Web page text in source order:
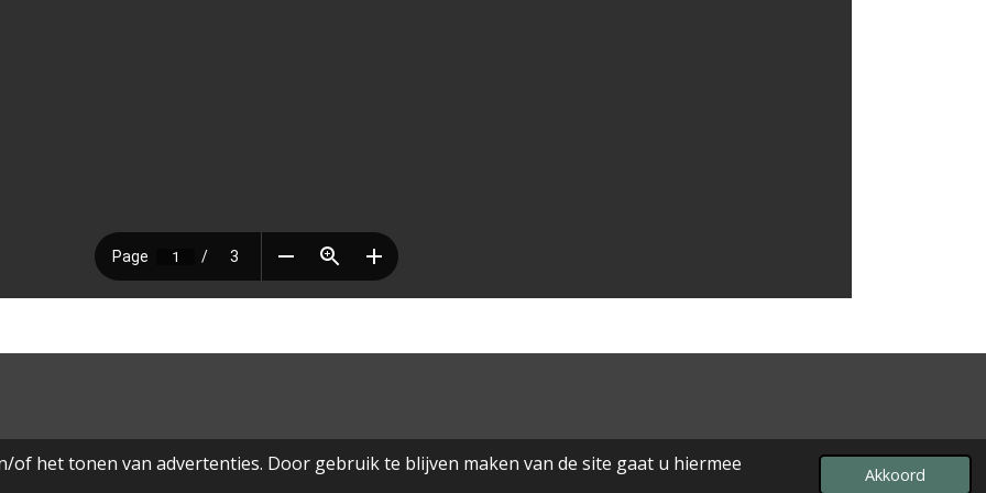
het tonen van advertenties. Door gebruik te blijven maken van de site gaat u hiermee
Akkoord
Powered by